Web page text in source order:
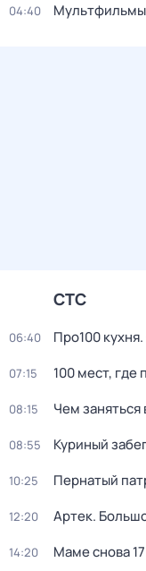
04:40 Мультфильмы
СТС
06:40 Про100 кухня
07:15 100 мест, где
08:15 Чем
08:55 Куриный
10:25 Пернатый
12:20 Артек.
14:20 Маме снова 17